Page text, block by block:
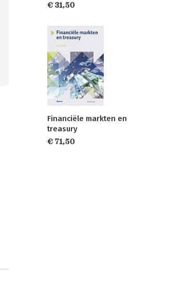
€ 31,50
Financiële markten en
treasury
€ 71,50